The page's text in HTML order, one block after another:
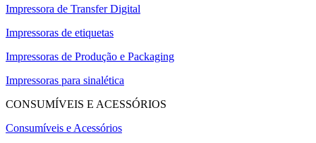
Impressora de Transfer Digital
Impressoras de etiquetas
Impressoras de Produção e Packaging
Impressoras para sinalética
CONSUMÍVEIS E ACESSÓRIOS
Consumíveis e Acessórios